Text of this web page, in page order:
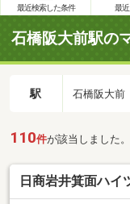
最近検索した条件 最
石橋阪大前駅の
駅 石橋阪大前
110件が該当しました。
日商岩井箕面ハイ